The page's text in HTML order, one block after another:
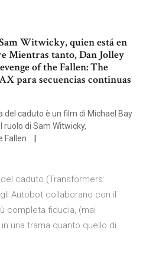
Witwicky, quien está en
Mientras tanto, Dan Jolley
of the Fallen: The
para secuencias continuas
caduto è un film di Michael Bay
ruolo di Sam Witwicky,
Fallen
caduto (Transformers:
Autobot collaborano con il
completa fiducia, (mai
una trama quanto quello di